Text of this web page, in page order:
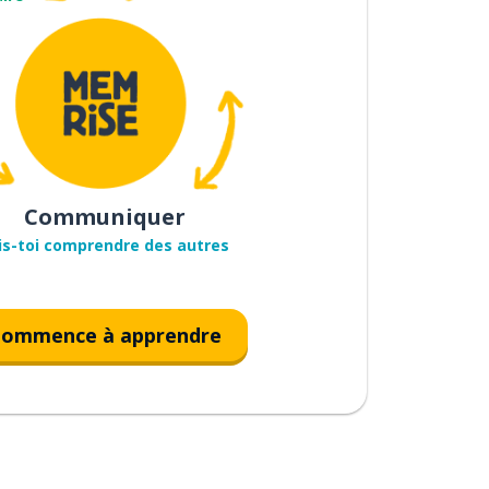
Communiquer
toi comprendre des autres
à apprendre